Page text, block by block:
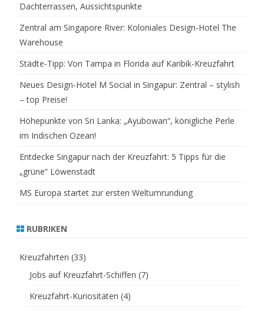
Dachterrassen, Aussichtspunkte
Zentral am Singapore River: Koloniales Design-Hotel The
Warehouse
Städte-Tipp: Von Tampa in Florida auf Karibik-Kreuzfahrt
Neues Design-Hotel M Social in Singapur: Zentral – stylish
– top Preise!
Höhepunkte von Sri Lanka: „Ayubowan“, königliche Perle
im Indischen Ozean!
Entdecke Singapur nach der Kreuzfahrt: 5 Tipps für die
„grüne“ Löwenstadt
MS Europa startet zur ersten Weltumrundung
RUBRIKEN
Kreuzfahrten (33)
Jobs auf Kreuzfahrt-Schiffen (7)
Kreuzfahrt-Kuriositäten (4)